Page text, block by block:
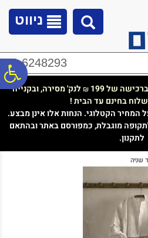
נגישות
ניווט
02-6248293
של 199 ₪ לנק' מסירה, ובקנייה
בחינם עד הבית !
המחיר הקטלוגי. הנחות אלו אינן מבצע.
מוגבלת, כמפורסם באתר ובהתאם
לתקנון.
שניה